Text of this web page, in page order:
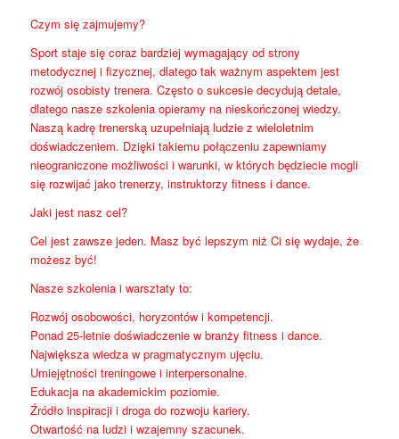
Czym się zajmujemy?
Sport staje się coraz bardziej wymagający od strony
metodycznej i fizycznej, dlatego tak ważnym aspektem jest
rozwój osobisty trenera. Często o sukcesie decydują detale,
dlatego nasze szkolenia opieramy na nieskończonej wiedzy.
Naszą kadrę trenerską uzupełniają ludzie z wieloletnim
doświadczeniem. Dzięki takiemu połączeniu zapewniamy
nieograniczone możliwości i warunki, w których będziecie mogli
się rozwijać jako trenerzy, instruktorzy fitness i dance.
Jaki jest nasz cel?
Cel jest zawsze jeden. Masz być lepszym niż Ci się wydaje, że
możesz być!
Nasze szkolenia i warsztaty to:
Rozwój osobowości, horyzontów i kompetencji.
Ponad 25-letnie doświadczenie w branży fitness i dance.
Największa wiedza w pragmatycznym ujęciu.
Umiejętności treningowe i interpersonalne.
Edukacja na akademickim poziomie.
Źródło inspiracji i droga do rozwoju kariery.
Otwartość na ludzi i wzajemny szacunek.